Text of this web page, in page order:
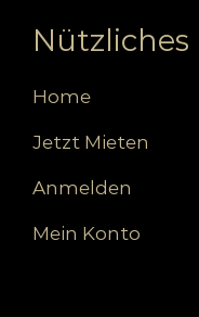
Nützliches
Home
Jetzt Mieten
Anmelden
Mein Konto